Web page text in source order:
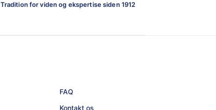
Tradition for viden og ekspertise siden 1912
FAQ
Kontakt os